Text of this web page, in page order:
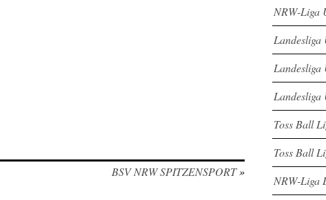
BSV NRW SPITZENSPORT»
NRW-Liga
Landesliga
Landesliga
Landesliga
Toss Ball
Toss Ball
NRW-Liga